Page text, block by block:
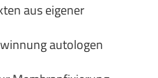
aus eigener
autologen